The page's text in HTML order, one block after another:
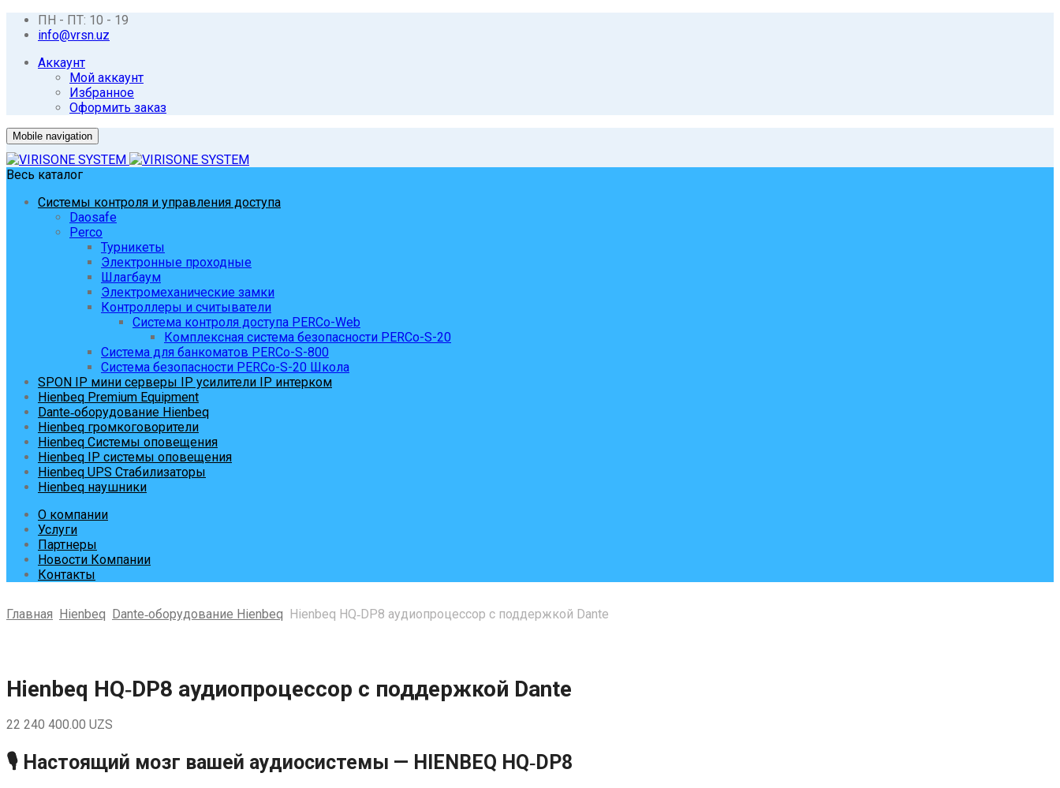
ПН - ПТ: 10 - 19
info@vrsn.uz
Аккаунт
Мой аккаунт
Избранное
Оформить заказ
Mobile navigation
Весь каталог
Системы контроля и управления доступа
Daosafe
Perco
Турникеты
Электронные проходные
Шлагбаум
Электромеханические замки
Контроллеры и считыватели
Система контроля доступа PERCo-Web
Комплексная система безопасности PERCo-S-20
Система для банкоматов PERCo-S-800
Система безопасности PERCo-S-20 Школа
SPON IP мини серверы IP усилители IP интерком
Hienbeq Premium Equipment
Dante‑оборудование Hienbeq
Hienbeq громкоговорители
Hienbeq Системы оповещения
Hienbeq IP системы оповещения
Hienbeq UPS Стабилизаторы
Hienbeq наушники
О компании
Услуги
Партнеры
Новости Компании
Контакты
Главная Hienbeq Dante‑оборудование Hienbeq Hienbeq HQ‑DP8 аудиопроцессор с поддержкой Dante
content
Hienbeq HQ‑DP8 аудиопроцессор с поддержкой Dante
22 240 400.00 UZS
🎙 Настоящий мозг вашей аудиосистемы — HIENBEQ HQ‑DP8